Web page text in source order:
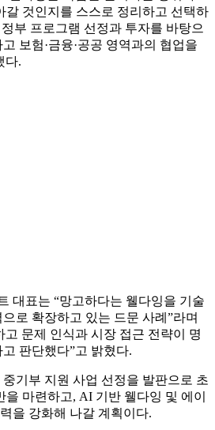
갈 것인지를 스스로 정리하고 선택하
부 프로그램 선정과 투자를 바탕으
보험·금융·공공 영역과의 협업을
다.
대표는 “망고하다는 웰다잉을 기술
로 확장하고 있는 드문 사례”라며
문제 인식과 시장 접근 전략이 명
판단했다”고 밝혔다.
기부 지원 사업 선정을 발판으로 초
마련하고, AI 기반 웰다잉 및 에이
을 강화해 나갈 계획이다.